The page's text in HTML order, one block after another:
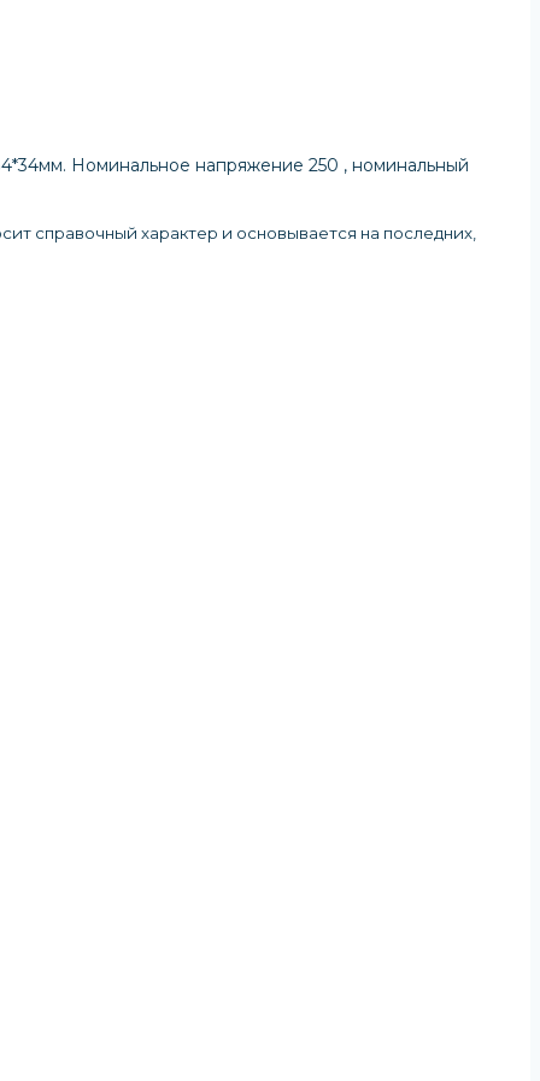
Номинальное напряжение 250 , номинальный
справочный характер и основывается на последних,